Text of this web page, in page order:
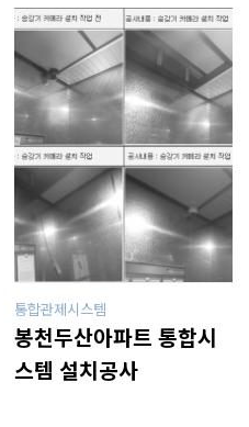
통합관제시스템
봉천두산아파트 통합시
스템 설치공사